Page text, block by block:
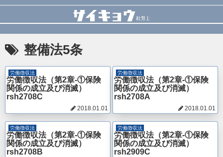
整備法5条
労働徴収法
労働徴収法（第2章-①保険
関係の成立及び消滅）
rsh2708C
2018.01.01
労働徴収法
労働徴収法（第2章-①保険
関係の成立及び消滅）
rsh2708A
2018.01.01
労働徴収法
労働徴収法（第2章-①保険
関係の成立及び消滅）
rsh2708B
労働徴収法
労働徴収法（第2章-①保険
関係の成立及び消滅）
rsh2909C